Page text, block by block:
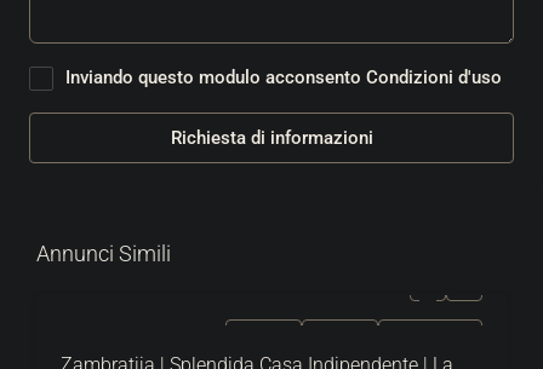
Inviando questo modulo acconsento Condizioni d'uso
Richiesta di informazioni
Annunci Simili
Zambratija | Splendida Casa Indipendente | La